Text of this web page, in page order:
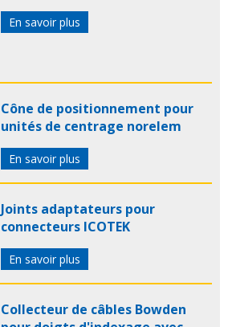
En savoir plus
Cône de positionnement pour
unités de centrage norelem
En savoir plus
Joints adaptateurs pour
connecteurs ICOTEK
En savoir plus
Collecteur de câbles Bowden